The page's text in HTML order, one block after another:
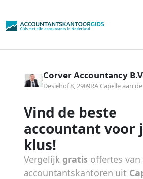
Corver Accountancy
Desiehof 8, 2909RA Capelle aan
Vind de beste
accountant voor
klus!
Vergelijk gratis offertes van
accountantskantoren uit